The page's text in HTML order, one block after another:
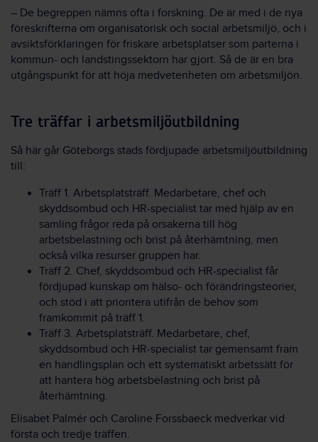
– De begreppen nämns ofta i forskning. De är med i de nya
föreskrifterna om organisatorisk och social arbetsmiljö, och i
avsiktsförklaringen för friskare arbetsplatser som parterna i
kommun- och landstingssektorn har gjort. Så de är en bra
utgångspunkt för att höja medvetenheten om arbetsmiljön.
Tre träffar i arbetsmiljöutbildning
Så här går Göteborgs stads fördjupade arbetsmiljöutbildning
till:
Träff 1. Arbetsplatsträff. Medarbetare, chef och
skyddsombud och HR-specialist tar med hjälp av en
samling frågor reda på orsakerna till hög
arbetsbelastning och brist på återhämtning, men
också vilka resurser gruppen har.
Träff 2. Chef, skyddsombud och HR-specialist får
fördjupad kunskap om hälso- och förändringsteorier,
och stöd i att prioritera utifrån de behov som
framkommit på träff 1.
Träff 3. Arbetsplatsträff. Medarbetare, chef,
skyddsombud och HR-specialist tar gemensamt fram
en handlingsplan och ett systematiskt arbetssätt för
att hantera hög arbetsbelastning och brist på
återhämtning.
Elisabet Palmér och Caroline Forssbaeck medverkar vid
första och tredje träffen.